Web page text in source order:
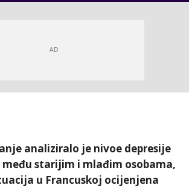
analiziralo je nivoe depresije
među starijim i mlađim osobama,
u Francuskoj ocijenjena